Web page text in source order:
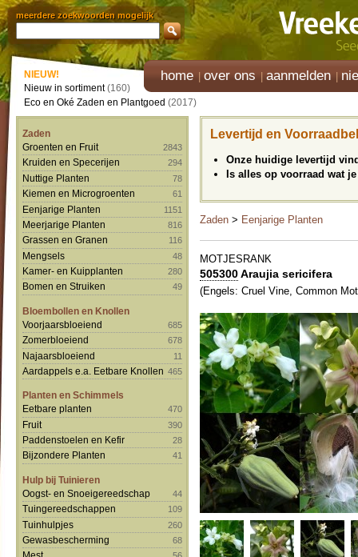
meerdere zoekwoorden mogelijk
home over ons aanmelden
NIEUW!
Nieuw in sortiment(160)
Eco en Oké Zaden en Plantgoed (2017)
Zaden
Groenten en Fruit
2843
Kruiden en Specerijen 294
Nuttige Planten 78
Kiemen en Microgroenten 61
Eenjarige Planten 1151
Meerjarige Planten 816
Grassen en Granen 116
Mengsels 48
Kamer- en Kuipplanten 280
Bomen en Struiken 49
Bloembollen en Knollen
Voorjaarsbloeiend
685
Zomerbloeiend 678
Najaarsbloeiend 11
Aardappels e.a. Eetbare Knollen 465
Planten en Schimmels
Eetbare planten
470
Fruit 390
Paddenstoelen en Kefir 28
Bijzondere Planten 41
Hulp bij Tuinieren
Oogst- en Snoeigereedschap
44
Tuingereedschappen 109
Tuinhulpjes 260
Gewasbescherming 68
Levertijd en
Onze huidige levertijd
Is alles op voorraad wat
Zaden > Eenjarige Planten
MOTJESRANK
505300Araujia sericifera
(Engels: Cruel Vine, Common